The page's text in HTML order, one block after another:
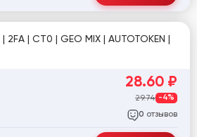
| CT0 | GEO MIX | AUTOTOKEN |
28.60 ₽
29.74 -4%
0 отзывов